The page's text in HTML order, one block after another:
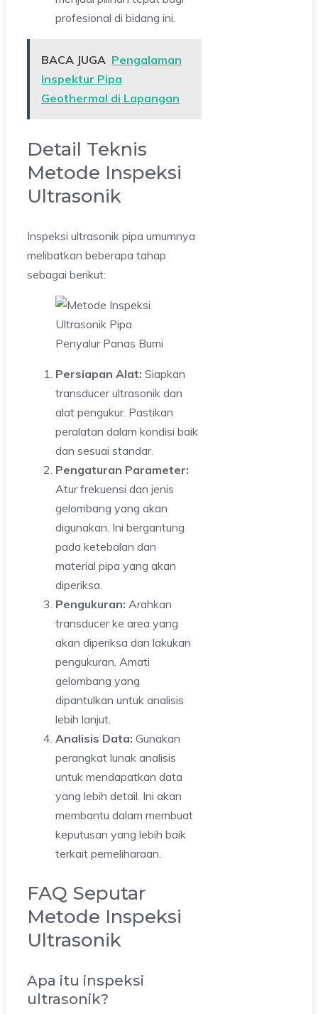
profesional di bidang ini.
BACA JUGA Pengalaman
Inspektur Pipa
Geothermal di Lapangan
Detail Teknis
Metode Inspeksi
Ultrasonik
Inspeksi ultrasonik pipa umumnya
melibatkan beberapa tahap
sebagai berikut:
Persiapan Alat: Siapkan
transducer ultrasonik dan
alat pengukur. Pastikan
peralatan dalam kondisi baik
dan sesuai standar.
Pengaturan Parameter:
Atur frekuensi dan jenis
gelombang yang akan
digunakan. Ini bergantung
pada ketebalan dan
material pipa yang akan
diperiksa.
Pengukuran: Arahkan
transducer ke area yang
akan diperiksa dan lakukan
pengukuran. Amati
gelombang yang
dipantulkan untuk analisis
lebih lanjut.
Analisis Data: Gunakan
perangkat lunak analisis
untuk mendapatkan data
yang lebih detail. Ini akan
membantu dalam membuat
keputusan yang lebih baik
terkait pemeliharaan.
FAQ Seputar
Metode Inspeksi
Ultrasonik
Apa itu inspeksi
ultrasonik?